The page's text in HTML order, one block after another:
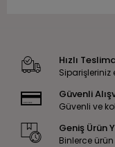
Hızlı
Siparişleriniz
Güvenli
Güvenli ve
Geniş Ürün
Binlerce